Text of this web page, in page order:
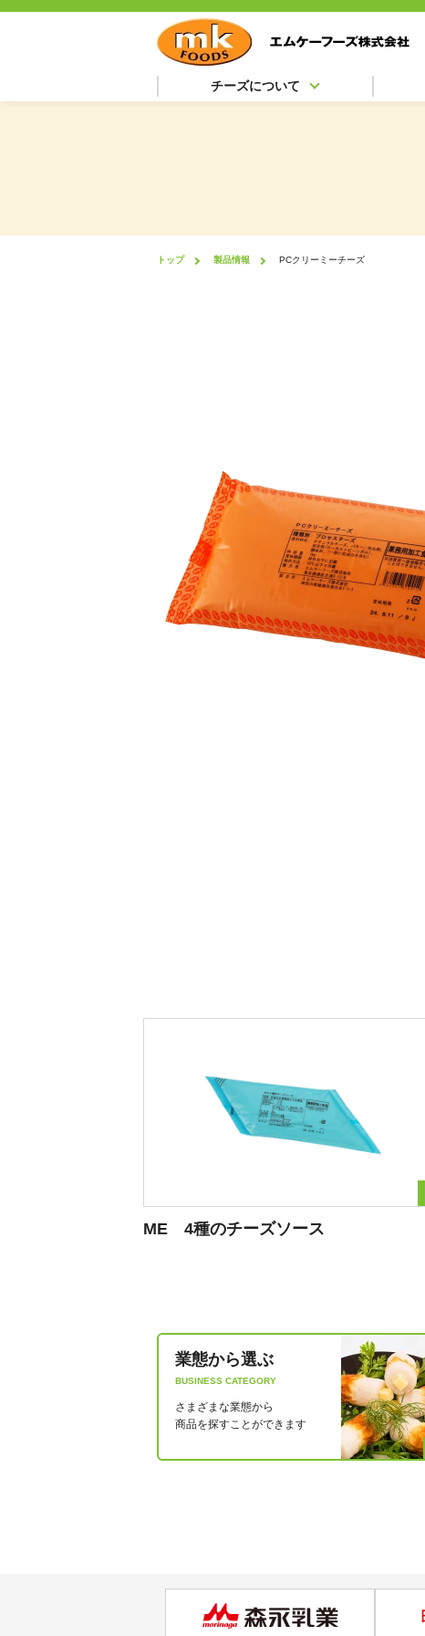
チーズについて
トップ 製品情報 PCクリーミーチーズ
ME 4種のチーズソース
業態から選ぶ
BUSINESS CATEGORY
さまざまな業態から
商品を探すことができます